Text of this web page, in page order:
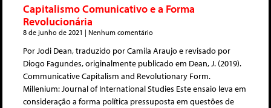
Capitalismo Comunicativo e a Forma
Revolucionária
8 de junho de 2021 Nenhum comentário
Por Jodi Dean, traduzido por Camila Araujo e revisado por
Diogo Fagundes, originalmente publicado em Dean, J. (2019).
Communicative Capitalism and Revolutionary Form.
Millenium: Journal of International Studies Este ensaio leva em
consideração a forma política pressuposta em questões de